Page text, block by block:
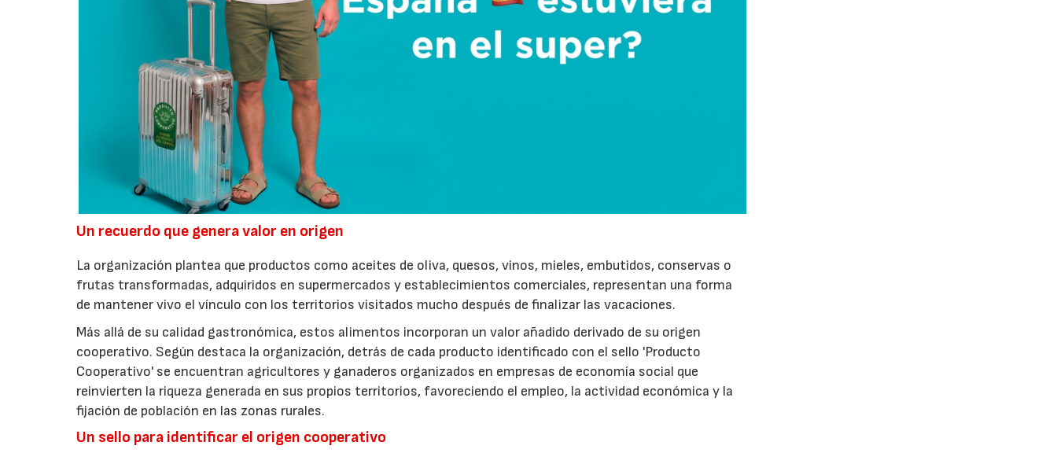
Un recuerdo que genera valor en origen
La organización plantea que productos como aceites de oliva, quesos, vinos, mieles, embutidos, conservas o
frutas transformadas, adquiridos en supermercados y establecimientos comerciales, representan una forma
de mantener vivo el vínculo con los territorios visitados mucho después de finalizar las vacaciones.
Más allá de su calidad gastronómica, estos alimentos incorporan un valor añadido derivado de su origen
cooperativo. Según destaca la organización, detrás de cada producto identificado con el sello 'Producto
Cooperativo' se encuentran agricultores y ganaderos organizados en empresas de economía social que
reinvierten la riqueza generada en sus propios territorios, favoreciendo el empleo, la actividad económica y la
fijación de población en las zonas rurales.
Un sello para identificar el origen cooperativo